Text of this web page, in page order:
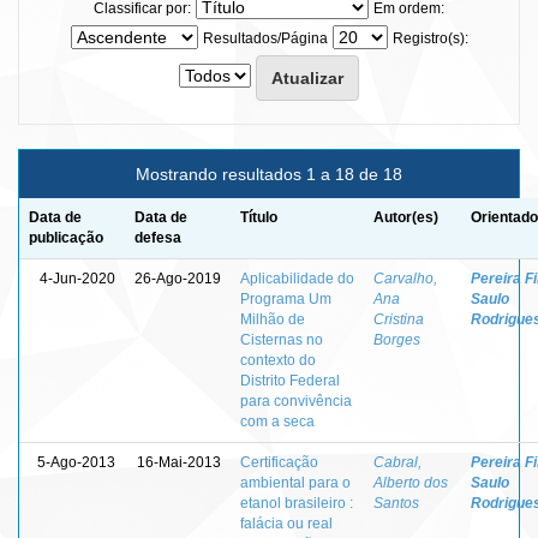
Classificar por:
Em ordem:
Resultados/Página
Registro(s):
Mostrando resultados 1 a 18 de 18
Data de
publicação
Data de
defesa
Título Autor(es)
4-Jun-2020 26-Ago-2019
Aplicabilidade do
Programa Um
Milhão de
Cisternas no
contexto do
Distrito Federal
para convivência
com a seca
Carvalho,
Ana
Cristina
Borges
Pereira
Saulo
5-Ago-2013 16-Mai-2013
Certificação
ambiental para o
etanol brasileiro :
falácia ou real
Cabral,
Alberto dos
Santos
Pereira
Saulo